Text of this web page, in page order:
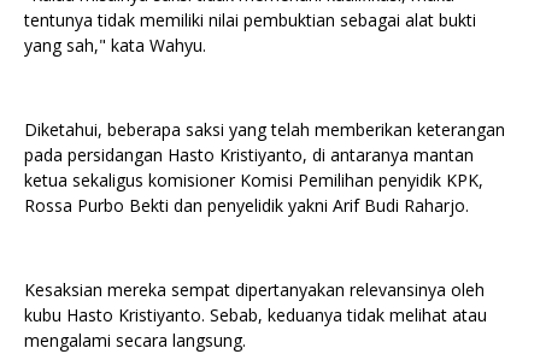
tentunya tidak memiliki nilai pembuktian sebagai alat bukti
yang sah," kata Wahyu.
Diketahui, beberapa saksi yang telah memberikan keterangan
pada persidangan Hasto Kristiyanto, di antaranya mantan
ketua sekaligus komisioner Komisi Pemilihan penyidik KPK,
Rossa Purbo Bekti dan penyelidik yakni Arif Budi Raharjo.
Kesaksian mereka sempat dipertanyakan relevansinya oleh
kubu Hasto Kristiyanto. Sebab, keduanya tidak melihat atau
mengalami secara langsung.